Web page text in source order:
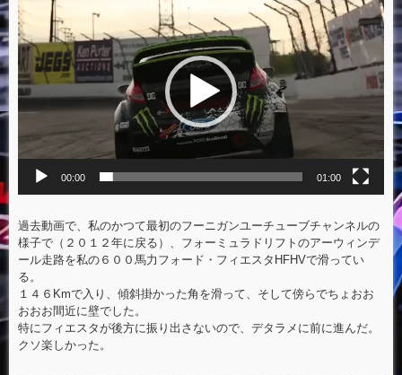
画
プ
レ
ー
ヤ
ー
00:00 01:00
過去動画で、私のかつて最初のフーニガンユーチューブチャンネルの
様子で（２０１２年に戻る）、フォーミュラドリフトのアーウィンデ
ール走路を私の６００馬力フォード・フィエスタHFHVで滑ってい
る。
１４６Kmで入り、傾斜掛かった角を滑って、そして傍らでちょおお
おおお間近に壁でした。
特にフィエスタが後方に振り出さないので、デタラメに前に進んだ。
クソ楽しかった。